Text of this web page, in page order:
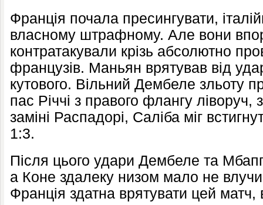
Франція почала пресингувати,
власному штрафному. Але вони
контратакували крізь абсолютно
французів. Маньян врятував від
кутового. Вільний Дембеле зльоту
пас Річчі з правого флангу ліворуч,
заміні Распадорі, Саліба міг
1:3.
Після цього удари Дембеле та
а Коне здалеку низом мало не
Франція здатна врятувати цей